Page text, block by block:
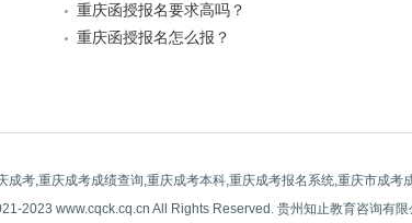
重庆函授报名要求高吗？
重庆函授报名怎么报？
成考,重庆成考成绩查询,重庆成考本科,重庆成考报名系统,重庆市成考
2023 www.cqck.cq.cn All Rights Reserved. 贵州知止教育咨询有